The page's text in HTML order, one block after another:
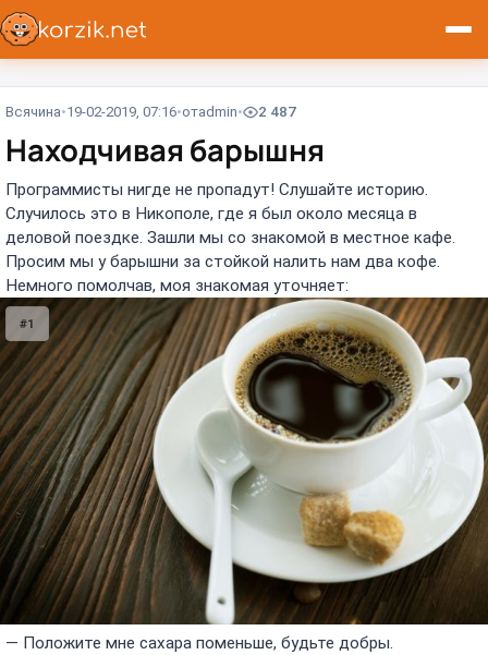
Всячина 19-02-2019, 07:16 отadmin 2 487
Находчивая барышня
Программисты нигде не пропадут! Слушайте историю.
Случилось это в Никополе, где я был около месяца в
деловой поездке. Зашли мы со знакомой в местное кафе.
Просим мы у барышни за стойкой налить нам два кофе.
Немного помолчав, моя знакомая уточняет:
#1
— Положите мне сахара поменьше, будьте добры.